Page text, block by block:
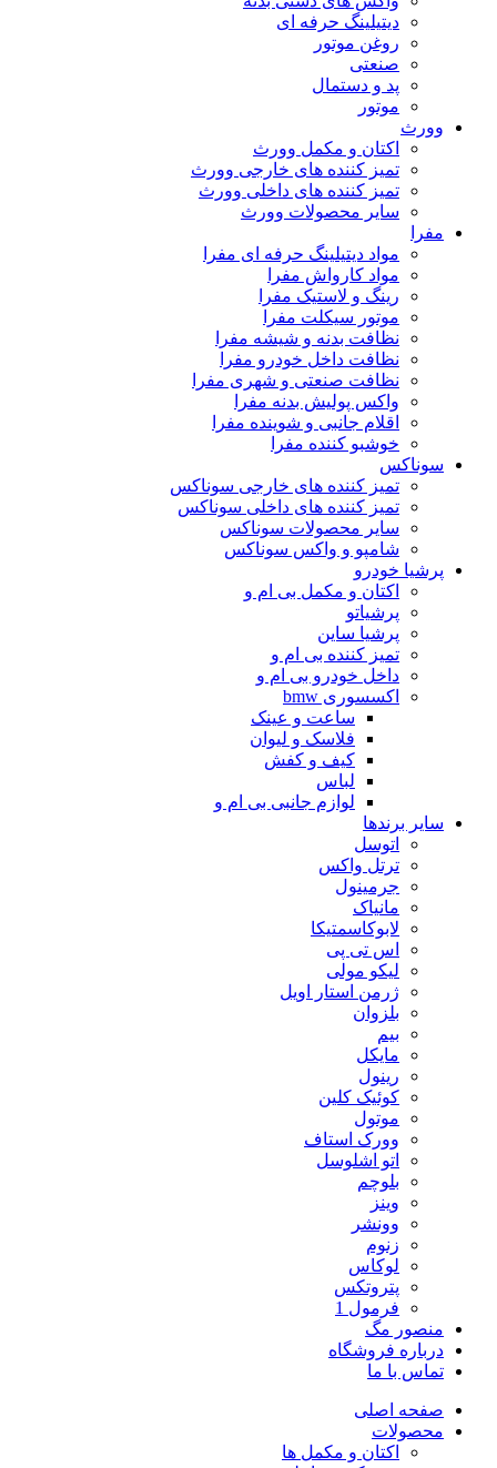
دیتیلینگ حرفه ای
روغن موتور
صنعتی
پد و دستمال
موتور
وورث
اکتان و مکمل وورث
تمیز کننده های خارجی وورث
تمیز کننده های داخلی وورث
سایر محصولات وورث
مفرا
مواد دیتیلینگ حرفه ای مفرا
مواد کارواش مفرا
رینگ و لاستیک مفرا
موتور سیکلت مفرا
نظافت بدنه و شیشه مفرا
نظافت داخل خودرو مفرا
نظافت صنعتی و شهری مفرا
واکس پولیش بدنه مفرا
اقلام جانبی و شوینده مفرا
خوشبو کننده مفرا
سوناکس
تمیز کننده های خارجی سوناکس
تمیز کننده های داخلی سوناکس
سایر محصولات سوناکس
شامپو و واکس سوناکس
پرشیا خودرو
اکتان و مکمل بی ام و
پرشیاتو
پرشیا ساین
تمیز کننده بی ام و
داخل خودرو بی ام و
اکسسوری bmw
ساعت و عینک
فلاسک و لیوان
کیف و کفش
لباس
لوازم جانبی بی ام و
سایر برندها
اتوسل
ترتل واکس
جرمینول
مانیاک
لابوکاسمتیکا
اس تی پی
لیکو مولی
ژرمن استار اویل
بلزوان
بیم
مایکل
رینول
کوئیک کلین
موتول
وورک استاف
اتو اشلوسل
بلوچم
وینز
وونشر
زنوم
لوکاس
پتروتکس
فرمول 1
منصور مگ
درباره فروشگاه
تماس با ما
صفحه اصلی
محصولات
اکتان و مکمل ها